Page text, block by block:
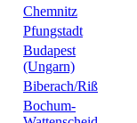
Chemnitz
Pfungstadt
Budapest
(Ungarn)
Biberach/Riß
Bochum-